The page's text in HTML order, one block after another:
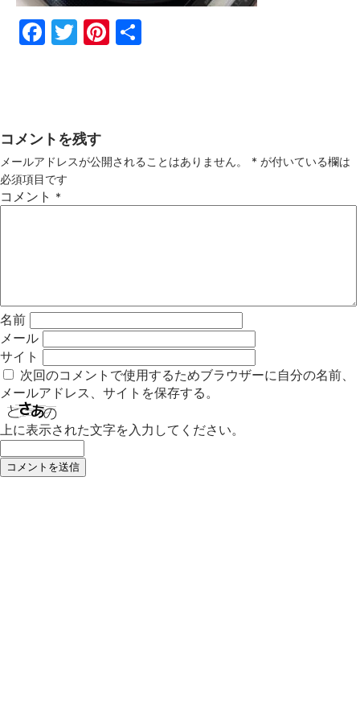
Fac
Twi
Pin
コメントを残す
メールアドレスが公開されることはありません。 * が付いている欄は
必須項目です
コメント *
名前
メール
サイト
次回のコメントで使用するためブラウザーに自分の名前、
メールアドレス、サイトを保存する。
上に表示された文字を入力してください。